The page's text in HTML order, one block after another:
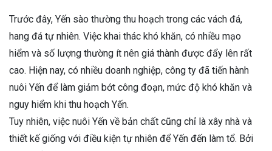
Trước đây, Yến sào thường thu hoạch trong các vách đá,
hang đá tự nhiên. Việc khai thác khó khăn, có nhiều mạo
hiểm và số lượng thường ít nên giá thành được đẩy lên rất
cao. Hiện nay, có nhiều doanh nghiệp, công ty đã tiến hành
nuôi Yến để làm giảm bớt công đoạn, mức độ khó khăn và
nguy hiểm khi thu hoạch Yến.
Tuy nhiên, việc nuôi Yến về bản chất cũng chỉ là xây nhà và
thiết kế giống với điều kiện tự nhiên để Yến đến làm tổ. Bởi